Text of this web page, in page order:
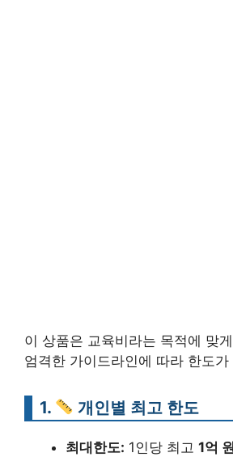
이 상품은 교육비라는 목적에 맞
엄격한 가이드라인에 따라 한도
1. 개인별 최고 한도
최대한도: 1인당 최고 1억 원